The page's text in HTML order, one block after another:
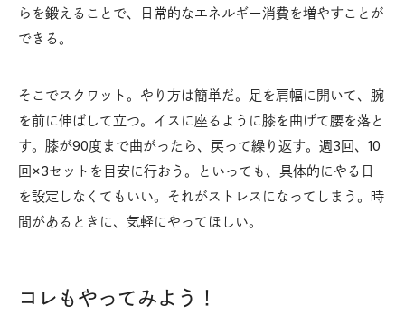
らを鍛えることで、日常的なエネルギー消費を増やすことが
できる。
そこでスクワット。やり方は簡単だ。足を肩幅に開いて、腕
を前に伸ばして立つ。イスに座るように膝を曲げて腰を落と
す。膝が90度まで曲がったら、戻って繰り返す。週3回、10
回×3セットを目安に行おう。といっても、具体的にやる日
を設定しなくてもいい。それがストレスになってしまう。時
間があるときに、気軽にやってほしい。
コレもやってみよう！